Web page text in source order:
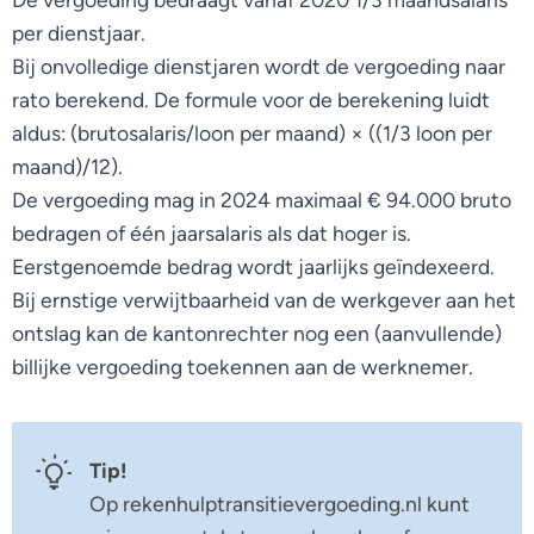
per dienstjaar.
Bij onvolledige dienstjaren wordt de vergoeding naar
rato berekend. De formule voor de berekening luidt
aldus: (brutosalaris/loon per maand) × ((1/3 loon per
maand)/12).
De vergoeding mag in 2024 maximaal € 94.000 bruto
bedragen of één jaarsalaris als dat hoger is.
Eerstgenoemde bedrag wordt jaarlijks geïndexeerd.
Bij ernstige verwijtbaarheid van de werkgever aan het
ontslag kan de kantonrechter nog een (aanvullende)
billijke vergoeding toekennen aan de werknemer.
Tip!
Op rekenhulptransitievergoeding.nl kunt